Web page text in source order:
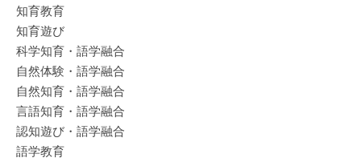
知育教育
知育遊び
科学知育・語学融合
自然体験・語学融合
自然知育・語学融合
言語知育・語学融合
認知遊び・語学融合
語学教育